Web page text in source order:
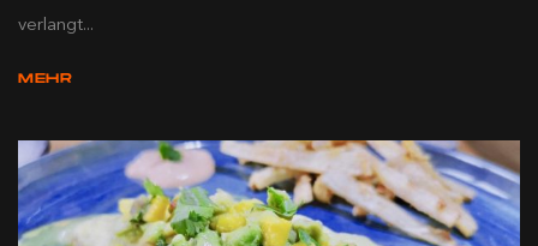
verlangt...
MEHR